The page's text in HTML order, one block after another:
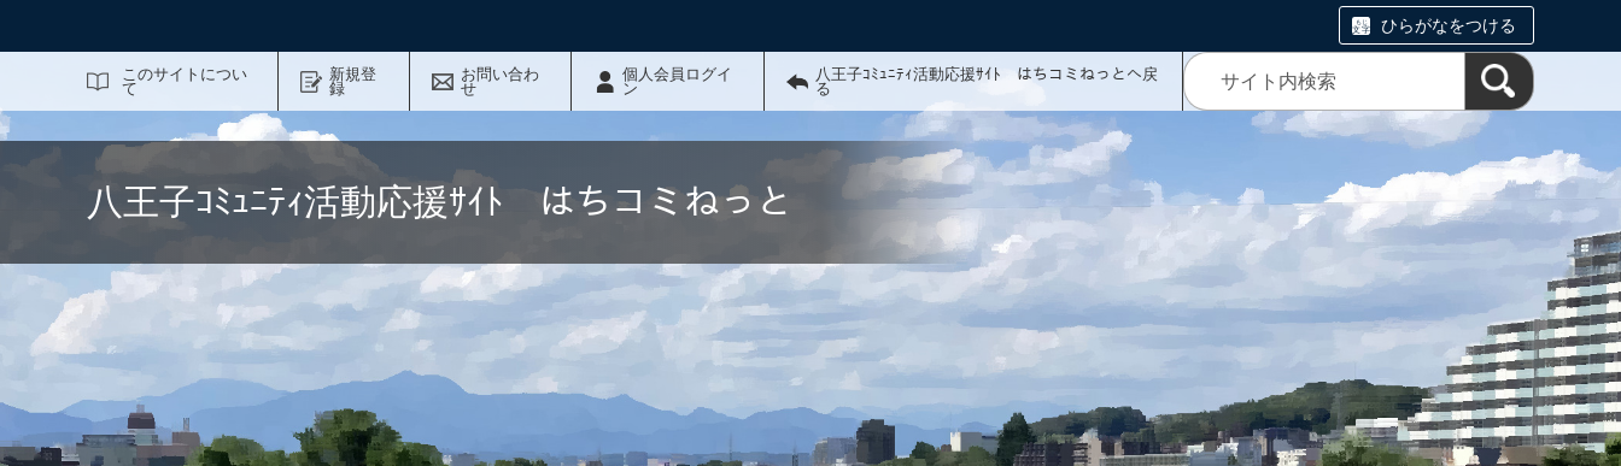
ひらがなをつける
このサイトについ
て
新規登
録
お問い合わ
せ
個人会員ログイ
ン
八王子ｺﾐｭﾆﾃｨ活動応援ｻｲﾄ はちコミねっとへ戻
る
八王子ｺﾐｭﾆﾃｨ活動応援ｻｲﾄ はちコミねっと